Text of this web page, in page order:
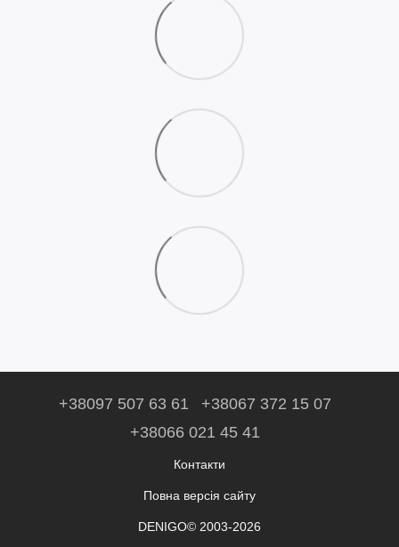
+38097 507 63 61
+38067 372 15 07
+38066 021 45 41
Контакти
Повна версія сайту
DENIGO© 2003-2026